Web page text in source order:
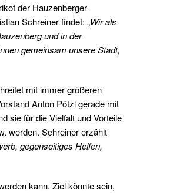
der Hauzenberger
Schreiner findet: „Wir als
und in der
gemeinsam unsere Stadt,
mit immer größeren
Anton Pötzl gerade mit
sie für die Vielfalt und Vorteile
werden. Schreiner erzählt
gegenseitiges Helfen,
kann. Ziel könnte sein,